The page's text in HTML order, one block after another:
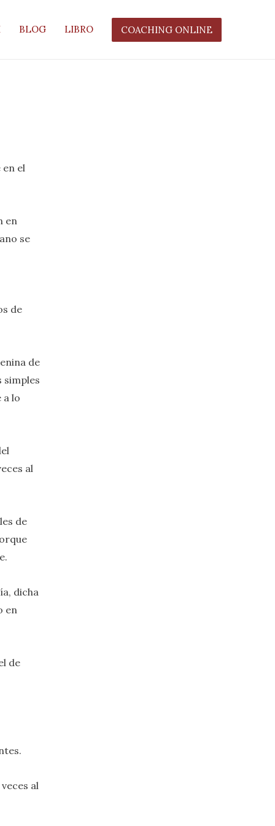
BLOG LIBRO COACHING ONLINE
en el
en
se
de
de
simples
a lo
al
de
dicha
en
de
al